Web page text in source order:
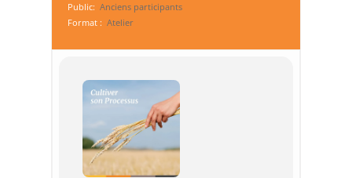
Public: Anciens participants
Format : Atelier